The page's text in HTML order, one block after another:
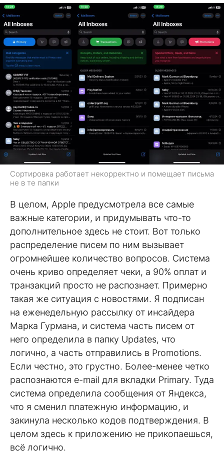
Сортировка работает некорректно и помещает письма
не в те папки
В целом, Apple предусмотрела все самые
важные категории, и придумывать что-то
дополнительное здесь не стоит. Вот только
распределение писем по ним вызывает
огромнейшее количество вопросов. Система
очень криво определяет чеки, а 90% оплат и
транзакций просто не распознает. Примерно
такая же ситуация с новостями. Я подписан
на еженедельную рассылку от инсайдера
Марка Гурмана, и система часть писем от
него определила в папку Updates, что
логично, а часть отправились в Promotions.
Если честно, это грустно. Более-менее четко
распознаются e-mail для вкладки Primary. Туда
система определила сообщения от Яндекса,
что я сменил платежную информацию, и
закинула несколько кодов подтверждения. В
целом здесь к приложению не прикопаешься,
всё логично.